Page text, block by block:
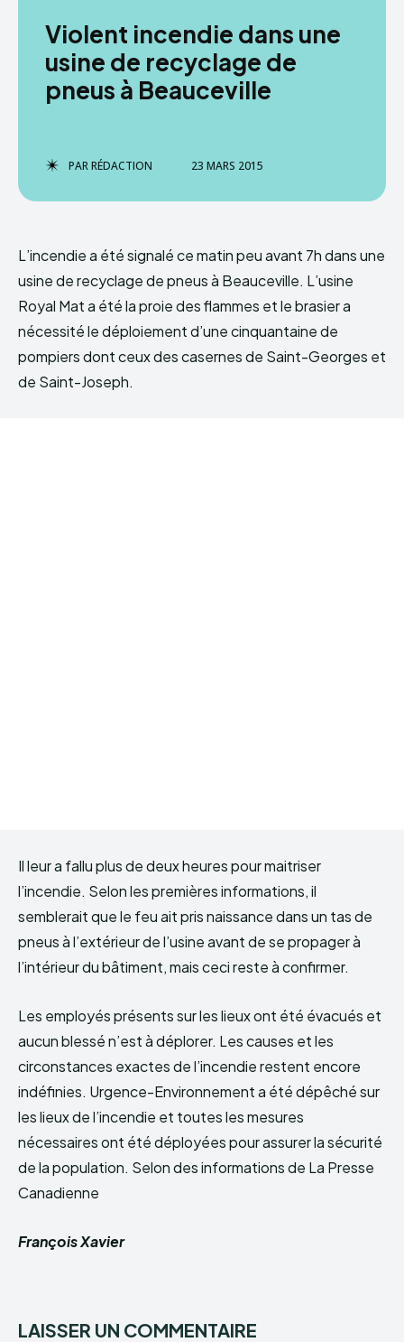
Violent incendie dans une
usine de recyclage de
pneus à Beauceville
PARRÉDACTION 23 MARS 2015
L’incendie a été signalé ce matin peu avant 7h dans une
usine de recyclage de pneus à Beauceville. L’usine
Royal Mat a été la proie des flammes et le brasier a
nécessité le déploiement d’une cinquantaine de
pompiers dont ceux des casernes de Saint-Georges et
de Saint-Joseph.
Il leur a fallu plus de deux heures pour maitriser
l’incendie. Selon les premières informations, il
semblerait que le feu ait pris naissance dans un tas de
pneus à l’extérieur de l’usine avant de se propager à
l’intérieur du bâtiment, mais ceci reste à confirmer.
Les employés présents sur les lieux ont été évacués et
aucun blessé n’est à déplorer. Les causes et les
circonstances exactes de l’incendie restent encore
indéfinies. Urgence-Environnement a été dépêché sur
les lieux de l’incendie et toutes les mesures
nécessaires ont été déployées pour assurer la sécurité
de la population. Selon des informations de La Presse
Canadienne
François Xavier
LAISSER UN COMMENTAIRE